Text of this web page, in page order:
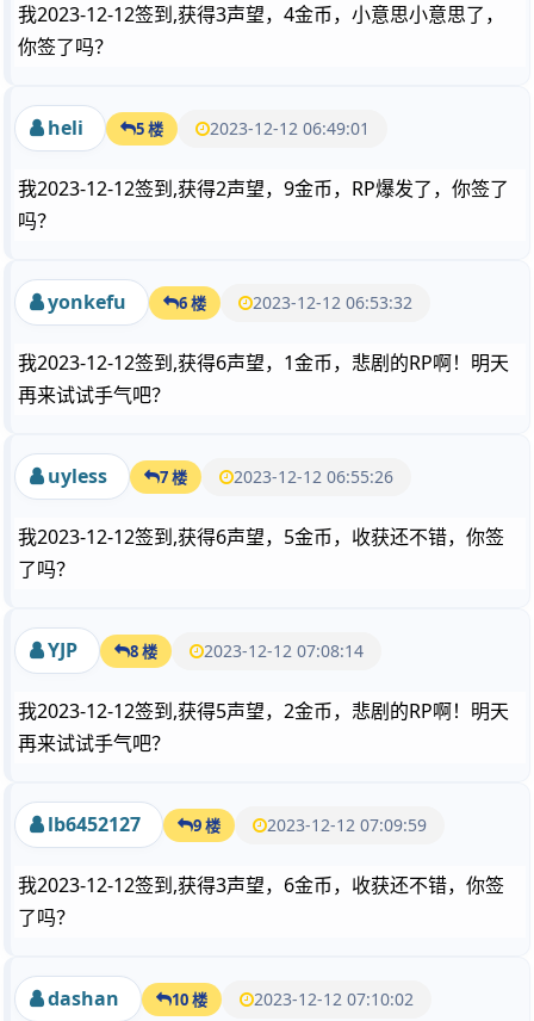
我2023-12-12签到,获得3声望，4金币，小意思小意思了，
你签了吗？
heli 5 楼 2023-12-12 06:49:01
我2023-12-12签到,获得2声望，9金币，RP爆发了，你签了
吗？
yonkefu 6 楼 2023-12-12 06:53:32
我2023-12-12签到,获得6声望，1金币，悲剧的RP啊！明天
再来试试手气吧？
uyless 7 楼 2023-12-12 06:55:26
我2023-12-12签到,获得6声望，5金币，收获还不错，你签
了吗？
YJP 8 楼 2023-12-12 07:08:14
我2023-12-12签到,获得5声望，2金币，悲剧的RP啊！明天
再来试试手气吧？
lb6452127 9 楼 2023-12-12 07:09:59
我2023-12-12签到,获得3声望，6金币，收获还不错，你签
了吗？
dashan 10 楼 2023-12-12 07:10:02